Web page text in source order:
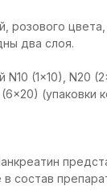
розового
два слоя.
(1x10), N20
(упаковки
состав